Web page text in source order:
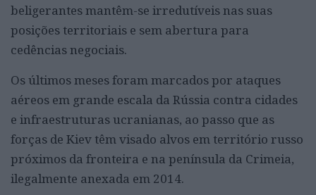
beligerantes mantêm-se irredutíveis nas suas
posições territoriais e sem abertura para
cedências negociais.
Os últimos meses foram marcados por ataques
aéreos em grande escala da Rússia contra cidades
e infraestruturas ucranianas, ao passo que as
forças de Kiev têm visado alvos em território russo
próximos da fronteira e na península da Crimeia,
ilegalmente anexada em 2014.